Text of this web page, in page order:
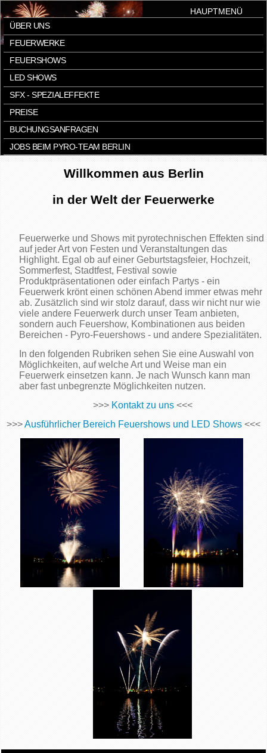
HAUPTMENÜ
ÜBER UNS
FEUERWERKE
FEUERSHOWS
LED SHOWS
SFX - SPEZIALEFFEKTE
PREISE
BUCHUNGSANFRAGEN
JOBS BEIM PYRO-TEAM BERLIN
Willkommen aus Berlin
in der Welt der Feuerwerke
Feuerwerke und Shows mit pyrotechnischen Effekten sind
auf jeder Art von Festen und Veranstaltungen das
Highlight. Egal ob auf einer Geburtstagsfeier, Hochzeit,
Sommerfest, Stadtfest, Festival sowie
Produktpräsentationen oder einfach Partys - ein
Feuerwerk krönt einen schönen Abend immer etwas mehr
ab. Zusätzlich sind wir stolz darauf, dass wir nicht nur wie
viele andere Feuerwerk durch unser Team anbieten,
sondern auch Feuershow, Kombinationen aus beiden
Bereichen - Pyro-Feuershows - und andere Spezialitäten.
In den folgenden Rubriken sehen Sie eine Auswahl von
Möglichkeiten, auf welche Art und Weise man ein
Feuerwerk einsetzen kann. Je nach Wunsch kann man
aber fast unbegrenzte Möglichkeiten nutzen.
>>> Kontakt zu uns<<<
>>>Ausführlicher Bereich Feuershows und LED Shows <<<